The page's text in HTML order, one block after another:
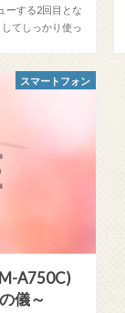
ーする2回目とな
てしっかり使っ
スマートフォン
A750C)
儀～